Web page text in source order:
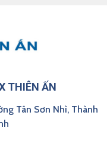
THIÊN ẤN
Tân Sơn Nhì, Thành